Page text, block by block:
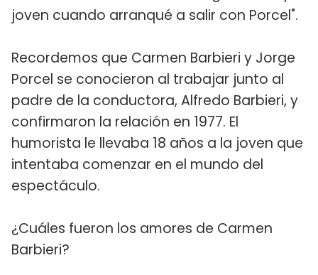
joven cuando arranqué a salir con Porcel".
Recordemos que Carmen Barbieri y Jorge
Porcel se conocieron al trabajar junto al
padre de la conductora, Alfredo Barbieri, y
confirmaron la relación en 1977. El
humorista le llevaba 18 años a la joven que
intentaba comenzar en el mundo del
espectáculo.
¿Cuáles fueron los amores de Carmen
Barbieri?